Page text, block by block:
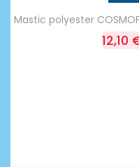
Mastic polyester
12,10